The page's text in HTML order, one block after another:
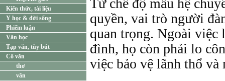
Kiến thức, tài liệu
Y học & đời sống
Phiếm luận
Văn học
Tạp văn, tùy bút
Cổ văn
thơ
văn
Từ chế độ mẫu hệ
quyền, vai trò người
quan trọng. Ngoài việc
đình, họ còn phải lo
việc bảo vệ lãnh thổ